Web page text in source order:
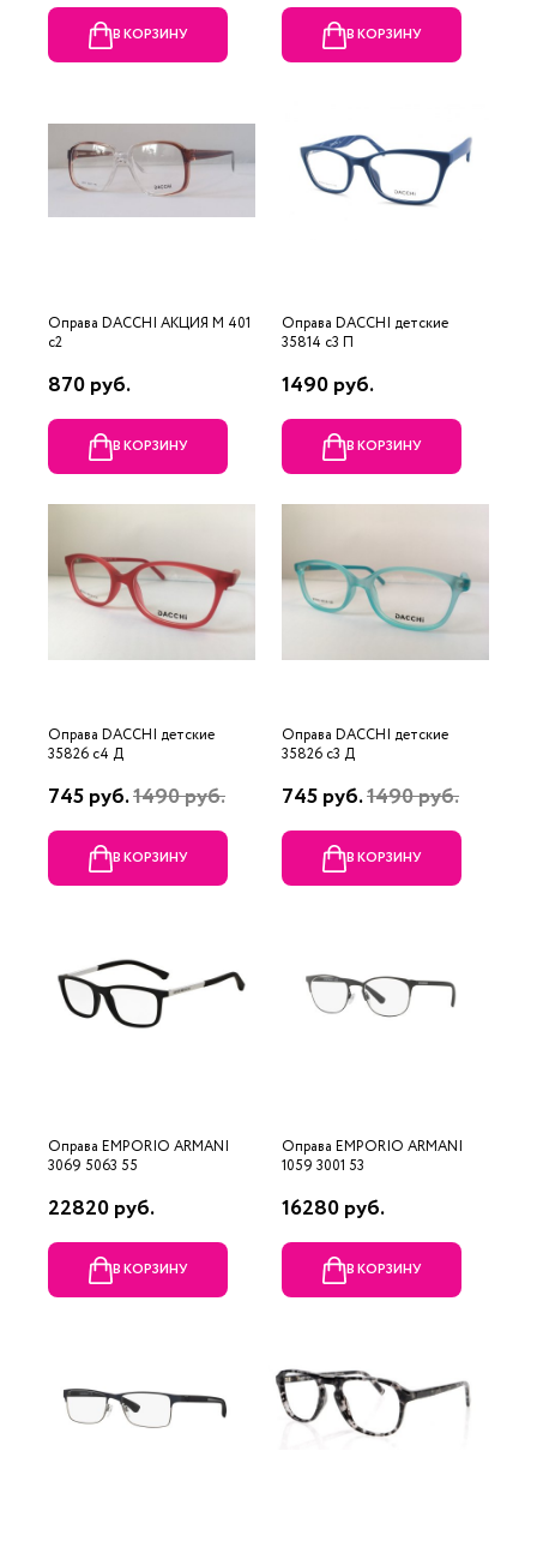
В КОРЗИНУ В КОРЗИНУ
Оправа DACCHI АКЦИЯ М 401
c2
870 руб.
В КОРЗИНУ
Оправа DACCHI детские
35814 c3 П
1490 руб.
В КОРЗИНУ
Оправа DACCHI детские
35826 c4 Д
745 руб.1490 руб.
В КОРЗИНУ
Оправа DACCHI детские
35826 c3 Д
745 руб.1490 руб.
В КОРЗИНУ
Оправа EMPORIO ARMANI
3069 5063 55
22820 руб.
В КОРЗИНУ
Оправа EMPORIO ARMANI
1059 3001 53
16280 руб.
В КОРЗИНУ